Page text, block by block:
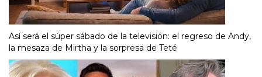
Así será el súper sábado de la televisión: el regreso de Andy,
la mesaza de Mirtha y la sorpresa de Teté